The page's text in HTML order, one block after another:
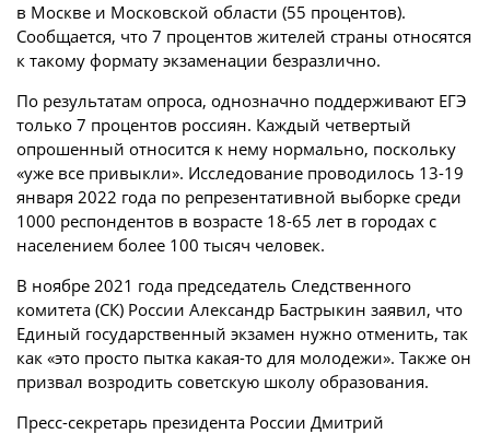
в Москве и Московской области (55 процентов).
Сообщается, что 7 процентов жителей страны относятся
к такому формату экзаменации безразлично.
По результатам опроса, однозначно поддерживают ЕГЭ
только 7 процентов россиян. Каждый четвертый
опрошенный относится к нему нормально, поскольку
«уже все привыкли». Исследование проводилось 13-19
января 2022 года по репрезентативной выборке среди
1000 респондентов в возрасте 18-65 лет в городах с
населением более 100 тысяч человек.
В ноябре 2021 года председатель Следственного
комитета (СК) России Александр Бастрыкин заявил, что
Единый государственный экзамен нужно отменить, так
как «это просто пытка какая-то для молодежи». Также он
призвал возродить советскую школу образования.
Пресс-секретарь президента России Дмитрий